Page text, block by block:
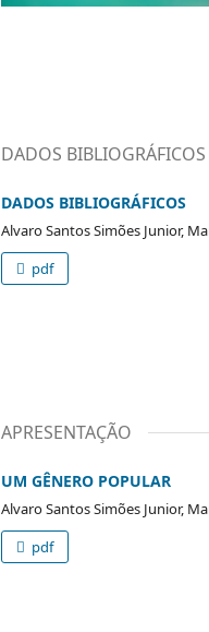
DADOS BIBLIOGRÁFICOS
DADOS BIBLIOGRÁFICOS
Alvaro Santos Simões Junior,
pdf
APRESENTAÇÃO
UM GÊNERO POPULAR
Alvaro Santos Simões Junior,
pdf